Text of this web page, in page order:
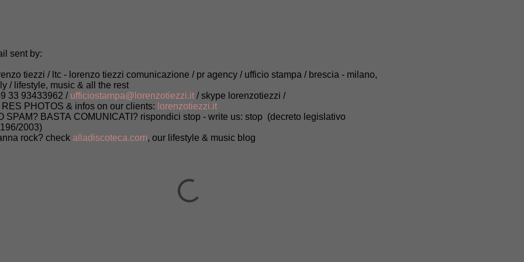
sent by:
tiezzi / ltc - lorenzo tiezzi comunicazione / pr agency / ufficio stampa / brescia - milano,
/ lifestyle, music & all the rest
33 93433962 / ufficiostampa@lorenzotiezzi.it / skype lorenzotiezzi /
RES PHOTOS & infos on our clients: lorenzotiezzi.it
SPAM? BASTA COMUNICATI? rispondici stop - write us: stop (decreto legislativo
2003)
rock? check alladiscoteca.com, our lifestyle & music blog